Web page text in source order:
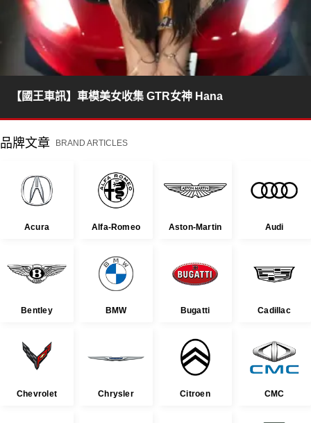
【國王車訊】車模美女收集 GTR女神 Hana
品牌文章 BRAND ARTICLES
Acura Alfa-Romeo Aston-Martin Audi
Bentley BMW Bugatti Cadillac
Chevrolet Chrysler Citroen CMC